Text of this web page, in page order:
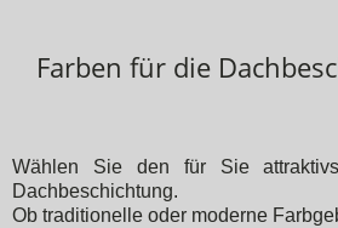
Farben für die
Wählen Sie den für Sie
Dachbeschichtung.
Ob traditionelle oder moderne